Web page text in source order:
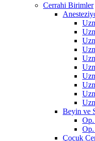
Cerrahi Birimler
Beyin ve
Çocuk